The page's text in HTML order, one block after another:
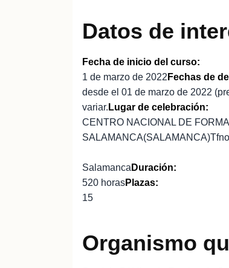
Datos de
Fecha de inicio del curso:
1 de marzo de 2022 Fechas de
desde el 01 de marzo de 2022
variar. Lugar de celebración:
CENTRO NACIONAL DE
Salamanca Duración:
520 horasPlazas:
15
Organismo